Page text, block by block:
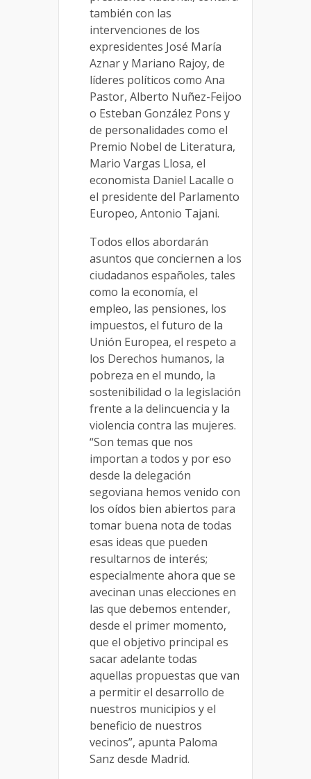
también con las
intervenciones de los
expresidentes José María
Aznar y Mariano Rajoy, de
líderes políticos como Ana
Pastor, Alberto Nuñez-Feijoo
o Esteban González Pons y
de personalidades como el
Premio Nobel de Literatura,
Mario Vargas Llosa, el
economista Daniel Lacalle o
el presidente del Parlamento
Europeo, Antonio Tajani.
Todos ellos abordarán
asuntos que conciernen a los
ciudadanos españoles, tales
como la economía, el
empleo, las pensiones, los
impuestos, el futuro de la
Unión Europea, el respeto a
los Derechos humanos, la
pobreza en el mundo, la
sostenibilidad o la legislación
frente a la delincuencia y la
violencia contra las mujeres.
“Son temas que nos
importan a todos y por eso
desde la delegación
segoviana hemos venido con
los oídos bien abiertos para
tomar buena nota de todas
esas ideas que pueden
resultarnos de interés;
especialmente ahora que se
avecinan unas elecciones en
las que debemos entender,
desde el primer momento,
que el objetivo principal es
sacar adelante todas
aquellas propuestas que van
a permitir el desarrollo de
nuestros municipios y el
beneficio de nuestros
vecinos”, apunta Paloma
Sanz desde Madrid.